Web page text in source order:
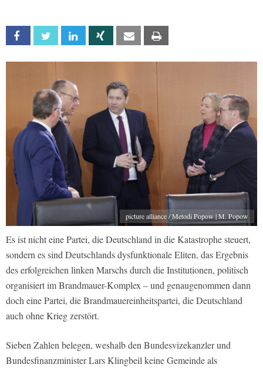
Facebook Twitter Linkedin Xing Email
picture alliance / Metodi Popow | M. Popow
Es ist nicht eine Partei, die Deutschland in die Katastrophe steuert,
sondern es sind Deutschlands dysfunktionale Eliten, das Ergebnis
des erfolgreichen linken Marschs durch die Institutionen, politisch
organisiert im Brandmauer-Komplex – und genaugenommen dann
doch eine Partei, die Brandmauereinheitspartei, die Deutschland
auch ohne Krieg zerstört.
Sieben Zahlen belegen, weshalb den Bundesvizekanzler und
Bundesfinanzminister Lars Klingbeil keine Gemeinde als